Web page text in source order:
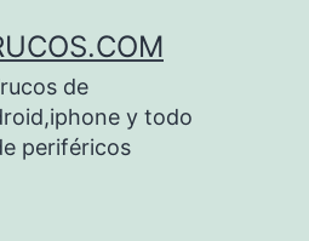
de
y todo
periféricos